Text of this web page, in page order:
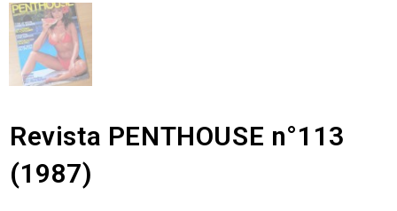
Revista PENTHOUSE n°113
(1987)